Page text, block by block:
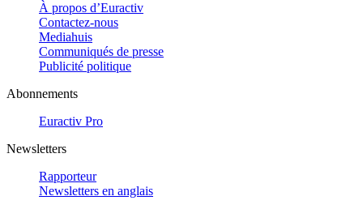
À propos d’Euractiv
Contactez-nous
Mediahuis
Communiqués de presse
Publicité politique
Abonnements
Euractiv Pro
Newsletters
Rapporteur
Newsletters en anglais